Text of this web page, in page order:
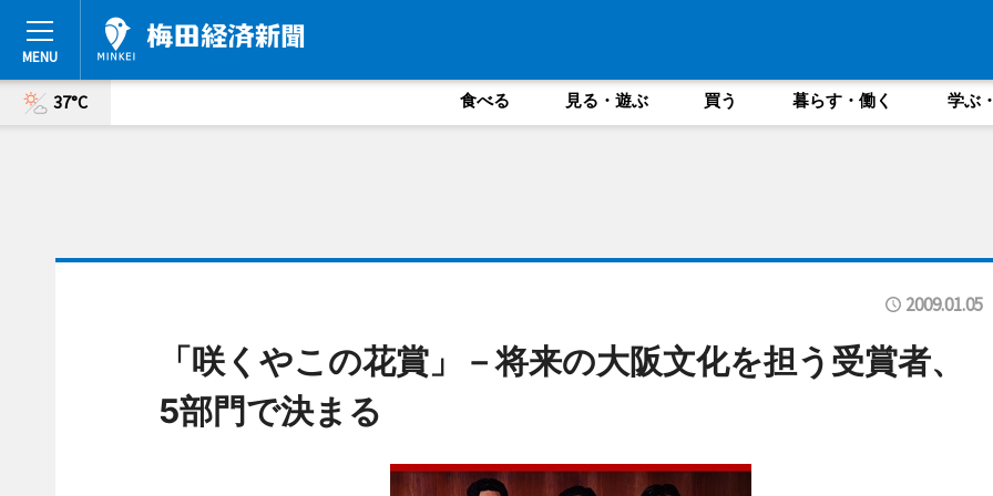
37°C 食べる 見る・遊ぶ 買う 暮らす・働く 学ぶ
2009.01.05
「咲くやこの花賞」－将来の大阪文化を担う受賞者、
5部門で決まる